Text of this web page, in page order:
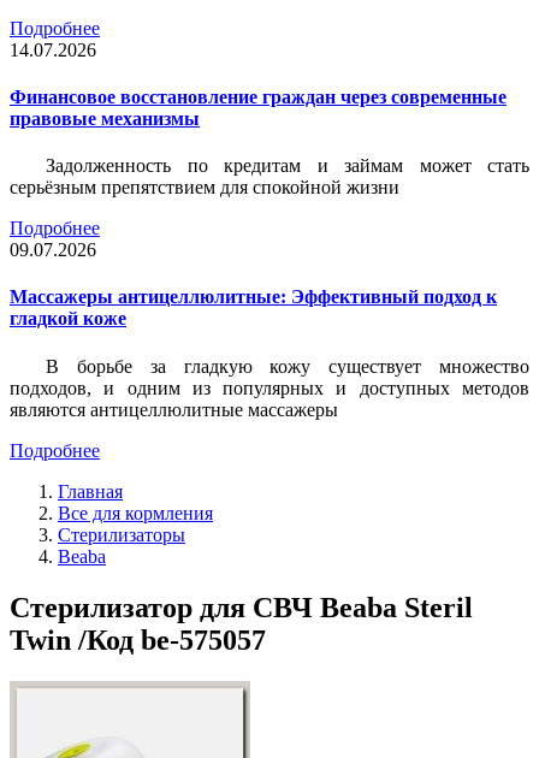
Подробнее
14.07.2026
Финансовое восстановление граждан через современные
правовые механизмы
Задолженность по кредитам и займам может стать
серьёзным препятствием для спокойной жизни
Подробнее
09.07.2026
Массажеры антицеллюлитные: Эффективный подход к
гладкой коже
В борьбе за гладкую кожу существует множество
подходов, и одним из популярных и доступных методов
являются антицеллюлитные массажеры
Подробнее
Главная
Все для кормления
Стерилизаторы
Beaba
Стерилизатор для СВЧ Beaba Steril
Twin /Код be-575057